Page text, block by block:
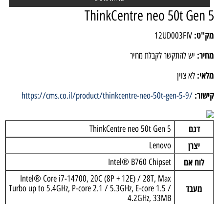
ThinkCentre neo 50t Gen 5
מק"ט: 12UD003FIV
מחיר: יש להתקשר לקבלת מחיר
מלאי: לא צוין
קישור: https://cms.co.il/product/thinkcentre-neo-50t-gen-5-9/
דגם ThinkCentre neo 50t Gen 5
יצרן Lenovo
לוח אם Intel® B760 Chipset
מעבד
Intel® Core i7-14700, 20C (8P + 12E) / 28T, Max
Turbo up to 5.4GHz, P-core 2.1 / 5.3GHz, E-core 1.5 /
4.2GHz, 33MB